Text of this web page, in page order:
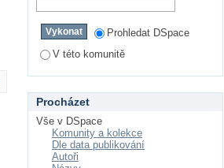
Prohledat DSpace
V této komunitě
Procházet
Vše v DSpace
Komunity a kolekce
Dle data publikování
Autoři